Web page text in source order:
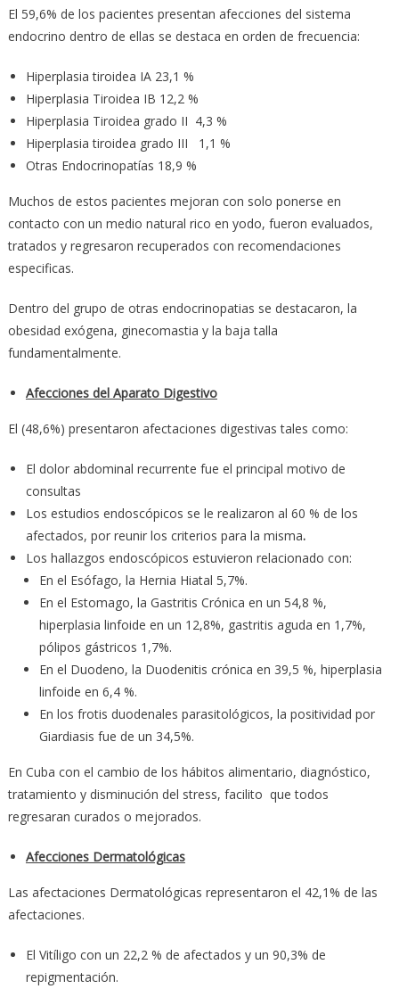
El 59,6% de los pacientes presentan afecciones del sistema
endocrino dentro de ellas se destaca en orden de frecuencia:
Hiperplasia tiroidea IA 23,1 %
Hiperplasia Tiroidea IB 12,2 %
Hiperplasia Tiroidea grado II 4,3 %
Hiperplasia tiroidea grado III 1,1 %
Otras Endocrinopatías 18,9 %
Muchos de estos pacientes mejoran con solo ponerse en
contacto con un medio natural rico en yodo, fueron evaluados,
tratados y regresaron recuperados con recomendaciones
especificas.
Dentro del grupo de otras endocrinopatias se destacaron, la
obesidad exógena, ginecomastia y la baja talla
fundamentalmente.
Afecciones del Aparato Digestivo
El (48,6%) presentaron afectaciones digestivas tales como:
El dolor abdominal recurrente fue el principal motivo de
consultas
Los estudios endoscópicos se le realizaron al 60 % de los
afectados, por reunir los criterios para la misma.
Los hallazgos endoscópicos estuvieron relacionado con:
En el Esófago, la Hernia Hiatal 5,7%.
En el Estomago, la Gastritis Crónica en un 54,8 %,
hiperplasia linfoide en un 12,8%, gastritis aguda en 1,7%,
pólipos gástricos 1,7%.
En el Duodeno, la Duodenitis crónica en 39,5 %, hiperplasia
linfoide en 6,4 %.
En los frotis duodenales parasitológicos, la positividad por
Giardiasis fue de un 34,5%.
En Cuba con el cambio de los hábitos alimentario, diagnóstico,
tratamiento y disminución del stress, facilito que todos
regresaran curados o mejorados.
Afecciones Dermatológicas
Las afectaciones Dermatológicas representaron el 42,1% de las
afectaciones.
El Vitíligo con un 22,2 % de afectados y un 90,3% de
repigmentación.